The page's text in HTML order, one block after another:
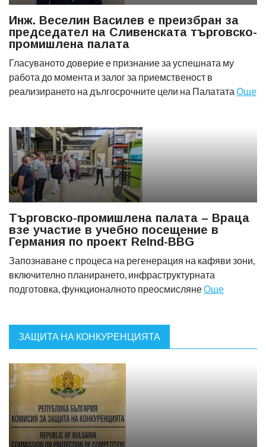
Инж. Веселин Василев е преизбран за
председател на Сливенската търговско-
промишлена палата
Гласуваното доверие е признание за успешната му
работа до момента и залог за приемственост в
реализирането на дългосрочните цели на Палатата Още
Търговско-промишлена палата – Враца
взе участие в учебно посещение в
Германия по проект ReInd-BBG
Запознаване с процеса на регенерация на кафяви зони,
включително планирането, инфраструктурната
подготовка, функционалното преосмислянеОще
ЗАЩИТА НА КОНКУРЕНЦИЯТА